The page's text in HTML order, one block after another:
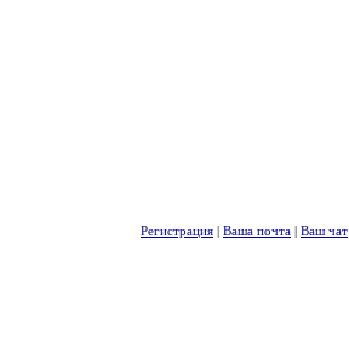
Регистрация | Ваша почта | Ваш чат